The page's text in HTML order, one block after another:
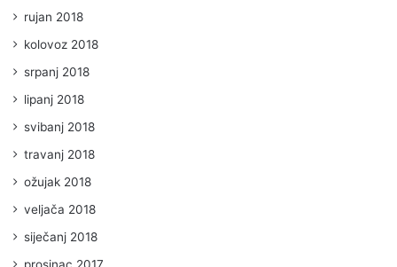
rujan 2018
kolovoz 2018
srpanj 2018
lipanj 2018
svibanj 2018
travanj 2018
ožujak 2018
veljača 2018
siječanj 2018
prosinac 2017